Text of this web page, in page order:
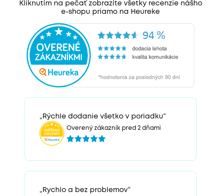
Kliknutím na pečať zobrazíte všetky recenzie nášho
e-shopu priamo na Heureke
„Rýchle dodanie všetko v poriadku“
Overený zákazník pred 2 dňami
„Rychlo a bez problemov“